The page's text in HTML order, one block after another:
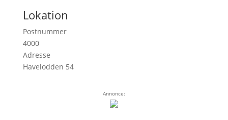
Lokation
Postnummer
4000
Adresse
Havelodden 54
Annonce: